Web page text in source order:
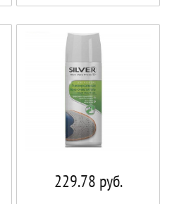
229.78 руб.